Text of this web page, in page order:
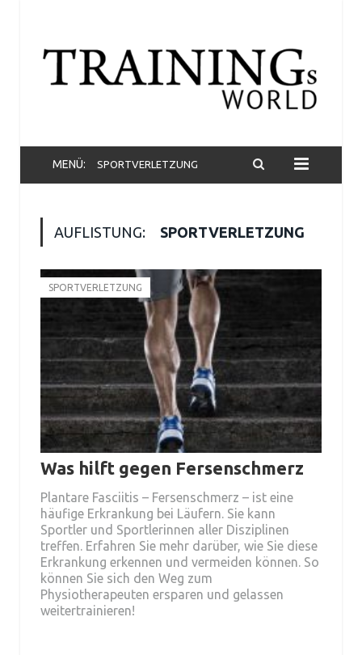
MENÜ: SPORTVERLETZUNG
AUFLISTUNG: SPORTVERLETZUNG
SPORTVERLETZUNG
Was hilft gegen Fersenschmerz
Plantare Fasciitis – Fersenschmerz – ist eine
häufige Erkrankung bei Läufern. Sie kann
Sportler und Sportlerinnen aller Disziplinen
treffen. Erfahren Sie mehr darüber, wie Sie diese
Erkrankung erkennen und vermeiden können. So
können Sie sich den Weg zum
Physiotherapeuten ersparen und gelassen
weitertrainieren!